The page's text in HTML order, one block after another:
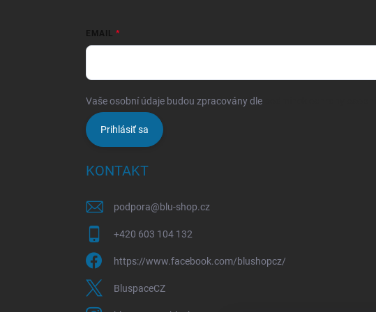
EMAIL
Vaše osobní údaje budou zpracovány dle
Prihlásiť sa
KONTAKT
podpora@blu-shop.cz
+420 603 104 132
https://www.facebook.com/blushopcz/
BluspaceCZ